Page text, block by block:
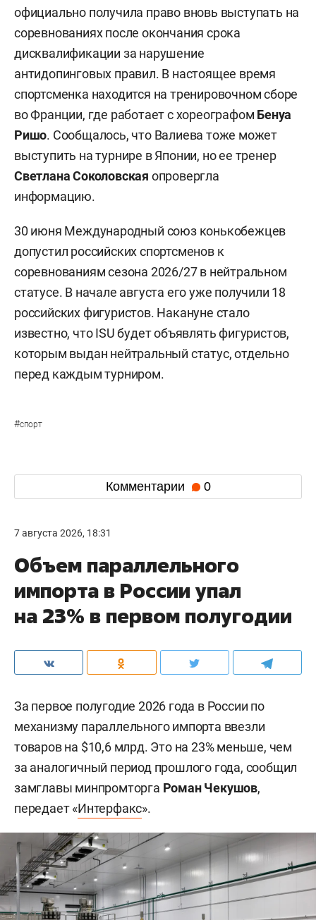
официально получила право вновь выступать на
соревнованиях после окончания срока
дисквалификации за нарушение
антидопинговых правил. В настоящее время
спортсменка находится на тренировочном сборе
во Франции, где работает с хореографом Бенуа
Ришо. Сообщалось, что Валиева тоже может
выступить на турнире в Японии, но ее тренер
Светлана Соколовская опровергла
информацию.
30 июня Международный союз конькобежцев
допустил российских спортсменов к
соревнованиям сезона 2026/27 в нейтральном
статусе. В начале августа его уже получили 18
российских фигуристов. Накануне стало
известно, что ISU будет объявлять фигуристов,
которым выдан нейтральный статус, отдельно
перед каждым турниром.
#спорт
Комментарии 0
7 августа 2026, 18:31
Объем параллельного
импорта в России упал
на 23% в первом полугодии
За первое полугодие 2026 года в России по
механизму параллельного импорта ввезли
товаров на $10,6 млрд. Это на 23% меньше, чем
за аналогичный период прошлого года, сообщил
замглавы минпромторга Роман Чекушов,
передает «Интерфакс».